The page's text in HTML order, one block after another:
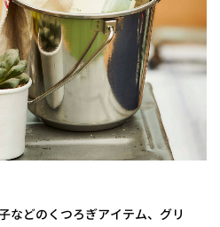
などのくつろぎアイテム、グリ